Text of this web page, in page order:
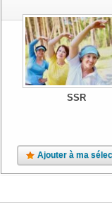
SSR
Ajouter à ma